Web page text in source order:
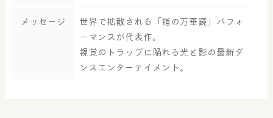
大浴場 サウナ・岩盤浴
メッセージ
世界で拡散される「指の万華鏡」パフォ
ーマンスが代表作。
視覚のトラップに陥れる光と影の最新ダ
ンスエンターテイメント。